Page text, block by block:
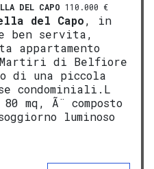
DEL CAPO 110.000 €
del Capo, in
ben servita,
appartamento
di Belfiore
di una piccola
condominiali.L
mq, Ã¨ composto
luminoso